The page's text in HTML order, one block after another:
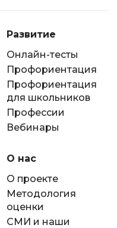
Развитие
Онлайн-тесты
Профориентация
Профориентация
для школьников
Профессии
Вебинары
О нас
О проекте
Методология
оценки
СМИ и наши